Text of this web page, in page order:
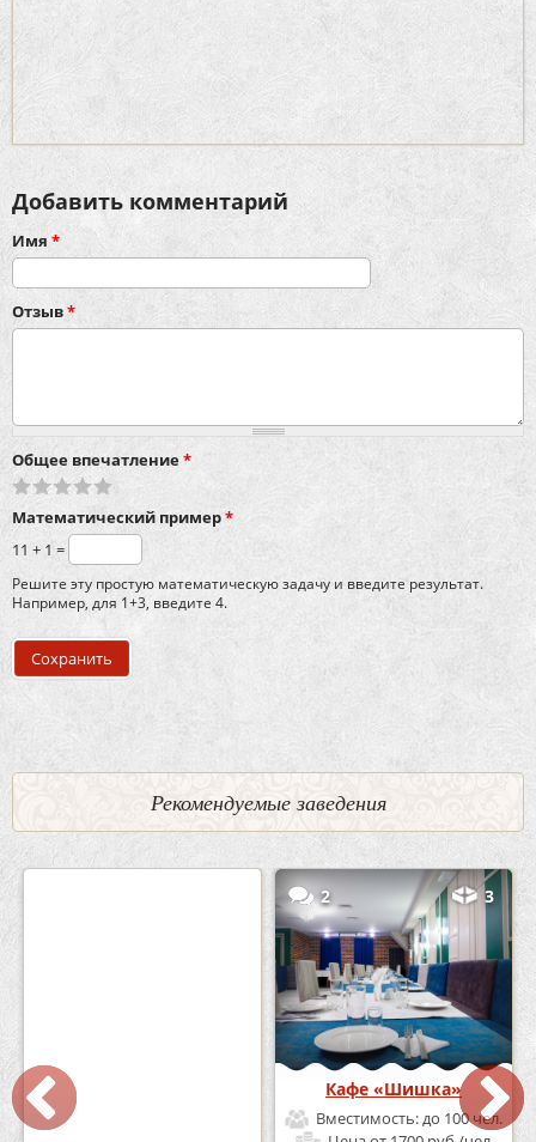
Добавить комментарий
Имя *
Отзыв*
Общее впечатление*
Математический пример*
11 + 1 =
Решите эту простую математическую задачу и введите результат.
Например, для 1+3, введите 4.
Рекомендуемые заведения
Кафе-Бар Бермуды
Вместимость:
2 3
Кафе «Шишка»
Вместимость:до 100 чел.